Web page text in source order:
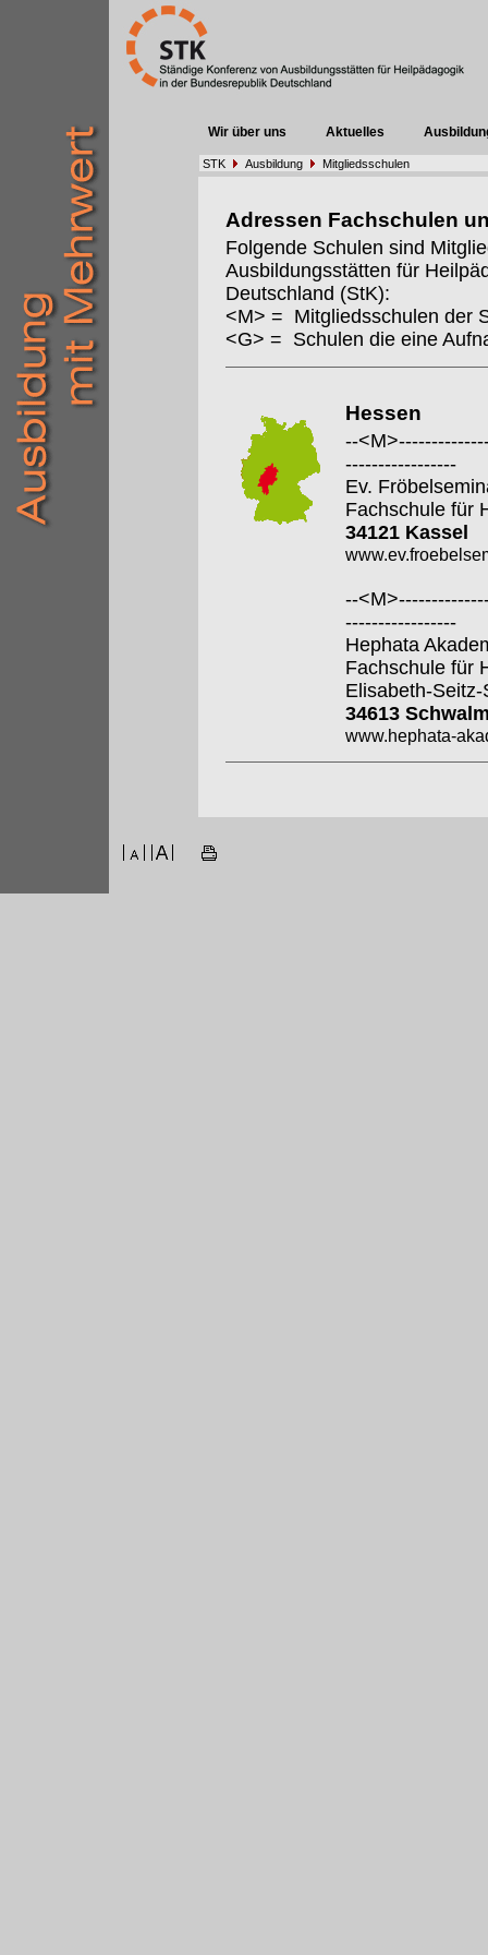
Wir über uns Aktuelles
STK Ausbildung Mitgliedsschulen
Adressen Fachschulen
Folgende Schulen sind
Ausbildungsstätten für
Deutschland (StK):
<M> = Mitgliedsschulen der
<G> = Schulen die eine
Hessen
--
-----------------
Ev.
Fachschule für
34121 Kassel
--
-----------------
Hephata
Fachschule für
Elisabeth-
34613
www.hephata-